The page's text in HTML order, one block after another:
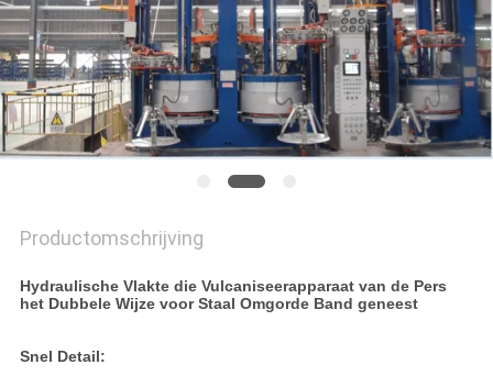
Productomschrijving
Hydraulische Vlakte die Vulcaniseerapparaat van de Pers
het Dubbele Wijze voor Staal Omgorde Band geneest
Snel Detail: